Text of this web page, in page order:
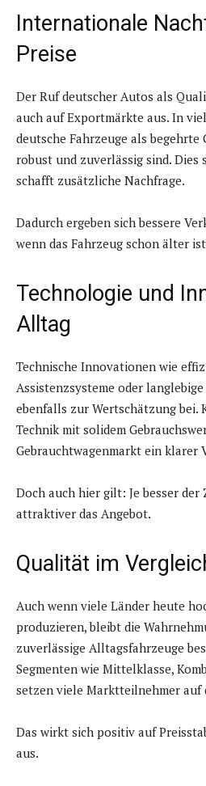
Internationale
Preise
Der Ruf deutscher Autos als
auch auf Exportmärkte aus. In
deutsche Fahrzeuge als begehrte
robust und zuverlässig sind.
schafft zusätzliche Nachfrage.
Dadurch ergeben sich bessere
wenn das Fahrzeug schon älter
Technologie und
Alltag
Technische Innovationen wie
Assistenzsysteme oder
ebenfalls zur Wertschätzung bei.
Technik mit solidem
Gebrauchtwagenmarkt ein klarer
Doch auch hier gilt: Je besser der
attraktiver das Angebot.
Qualität im
Auch wenn viele Länder heute
produzieren, bleibt die
zuverlässige Alltagsfahrzeuge
Segmenten wie Mittelklasse,
setzen viele Marktteilnehmer auf
Das wirkt sich positiv auf
aus.